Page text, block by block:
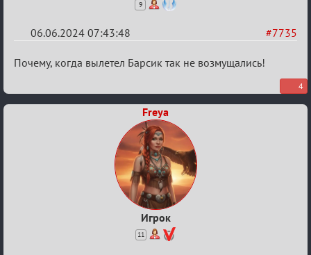
9
#7735
06.06.2024 07:43:48
Re:
Вендетты
Почему, когда вылетел Барсик так не возмущались!
4
Freya
Игрок
11